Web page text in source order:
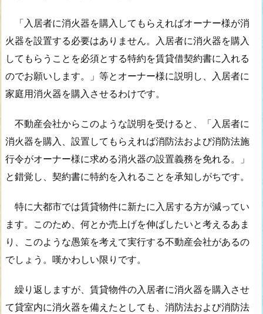
「入居者に消火器を購入してもらえればオーナー様が消
火器を設置する必要はありません。入居者に消火器を購入
してもらうことを必須とする特約を賃貸借契約書に入れる
のでお願いします。」等とオーナー様に説明し、入居者に
家庭用消火器を購入させるわけです。
不動産会社からこのような説明を受けると、「入居者に
消火器を購入、設置してもらえれば消防法および消防法施
行令がオーナー様に求める消火器の設置義務を免れる。」
と錯覚し、契約書に特約を入れることを承知しがちです。
特に大都市では賃貸物件に新たに入居する方が減ってい
ます。このため、何とか売上げを伸ばしたいと考えるあま
り、このような愚策を考えて実行する不動産会社があるの
でしょう。嘆かわしい限りです。
繰り返しますが、賃貸物件の入居者に消火器を購入させ
て貸室内に消火器を備えたとしても、消防法および消防法